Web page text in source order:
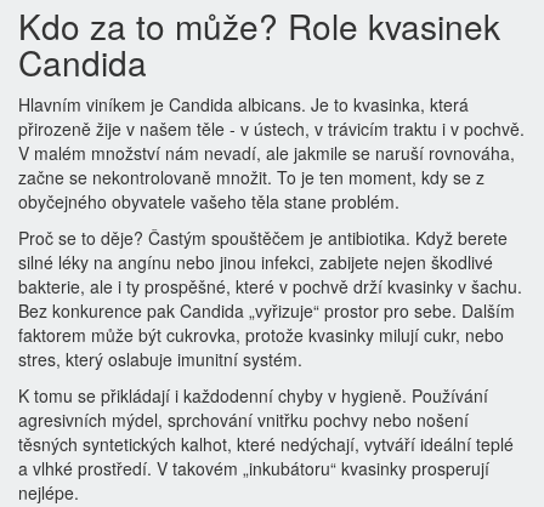
Kdo za to může? Role kvasinek
Candida
Hlavním viníkem je Candida albicans. Je to kvasinka, která
přirozeně žije v našem těle - v ústech, v trávicím traktu i v pochvě.
V malém množství nám nevadí, ale jakmile se naruší rovnováha,
začne se nekontrolovaně množit. To je ten moment, kdy se z
obyčejného obyvatele vašeho těla stane problém.
Proč se to děje? Častým spouštěčem je antibiotika. Když berete
silné léky na angínu nebo jinou infekci, zabijete nejen škodlivé
bakterie, ale i ty prospěšné, které v pochvě drží kvasinky v šachu.
Bez konkurence pak Candida „vyřizuje“ prostor pro sebe. Dalším
faktorem může být cukrovka, protože kvasinky milují cukr, nebo
stres, který oslabuje imunitní systém.
K tomu se přikládají i každodenní chyby v hygieně. Používání
agresivních mýdel, sprchování vnitřku pochvy nebo nošení
těsných syntetických kalhot, které nedýchají, vytváří ideální teplé
a vlhké prostředí. V takovém „inkubátoru“ kvasinky prosperují
nejlépe.